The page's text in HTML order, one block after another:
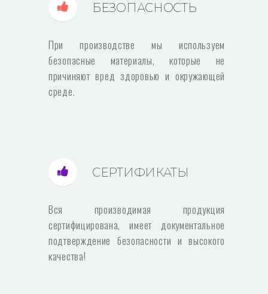
БЕЗОПАСНОСТЬ
При производстве мы используем
безопасные материалы, которые не
причиняют вред здоровью и окружающей
среде.
СЕРТИФИКАТЫ
Вся производимая продукция
сертифицирована, имеет документальное
подтверждение безопасности и высокого
качества!